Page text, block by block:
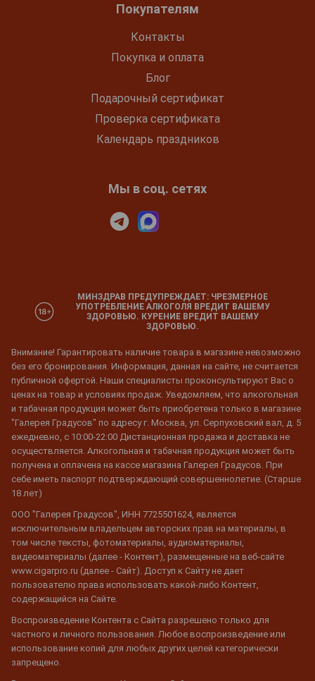
Покупателям
Контакты
Покупка и оплата
Блог
Подарочный сертификат
Проверка сертификата
Календарь праздников
Мы в соц. сетях
МИНЗДРАВ ПРЕДУПРЕЖДАЕТ: ЧРЕЗМЕРНОЕ
УПОТРЕБЛЕНИЕ АЛКОГОЛЯ ВРЕДИТ ВАШЕМУ
ЗДОРОВЬЮ. КУРЕНИЕ ВРЕДИТ ВАШЕМУ
ЗДОРОВЬЮ.
Внимание! Гарантировать наличие товара в магазине невозможно
без его бронирования. Информация, данная на сайте, не считается
публичной офертой. Наши специалисты проконсультируют Вас о
ценах на товар и условиях продаж. Уведомляем, что алкогольная
и табачная продукция может быть приобретена только в магазине
"Галерея Градусов" по адресу г. Москва, ул. Серпуховский вал, д. 5
ежедневно, с 10:00-22:00 Дистанционная продажа и доставка не
осуществляется. Алкогольная и табачная продукция может быть
получена и оплачена на кассе магазина Галерея Градусов. При
себе иметь паспорт подтверждающий совершеннолетие. (Старше
18 лет)
ООО "Галерея Градусов", ИНН 7725501624, является
исключительным владельцем авторских прав на материалы, в
том числе тексты, фотоматериалы, аудиоматериалы,
видеоматериалы (далее - Контент), размещенные на веб-сайте
www.cigarpro.ru (далее - Сайт). Доступ к Сайту не дает
пользователю права использовать какой-либо Контент,
содержащийся на Сайте.
Воспроизведение Контента с Сайта разрешено только для
частного и личного пользования. Любое воспроизведение или
использование копий для любых других целей категорически
запрещено.